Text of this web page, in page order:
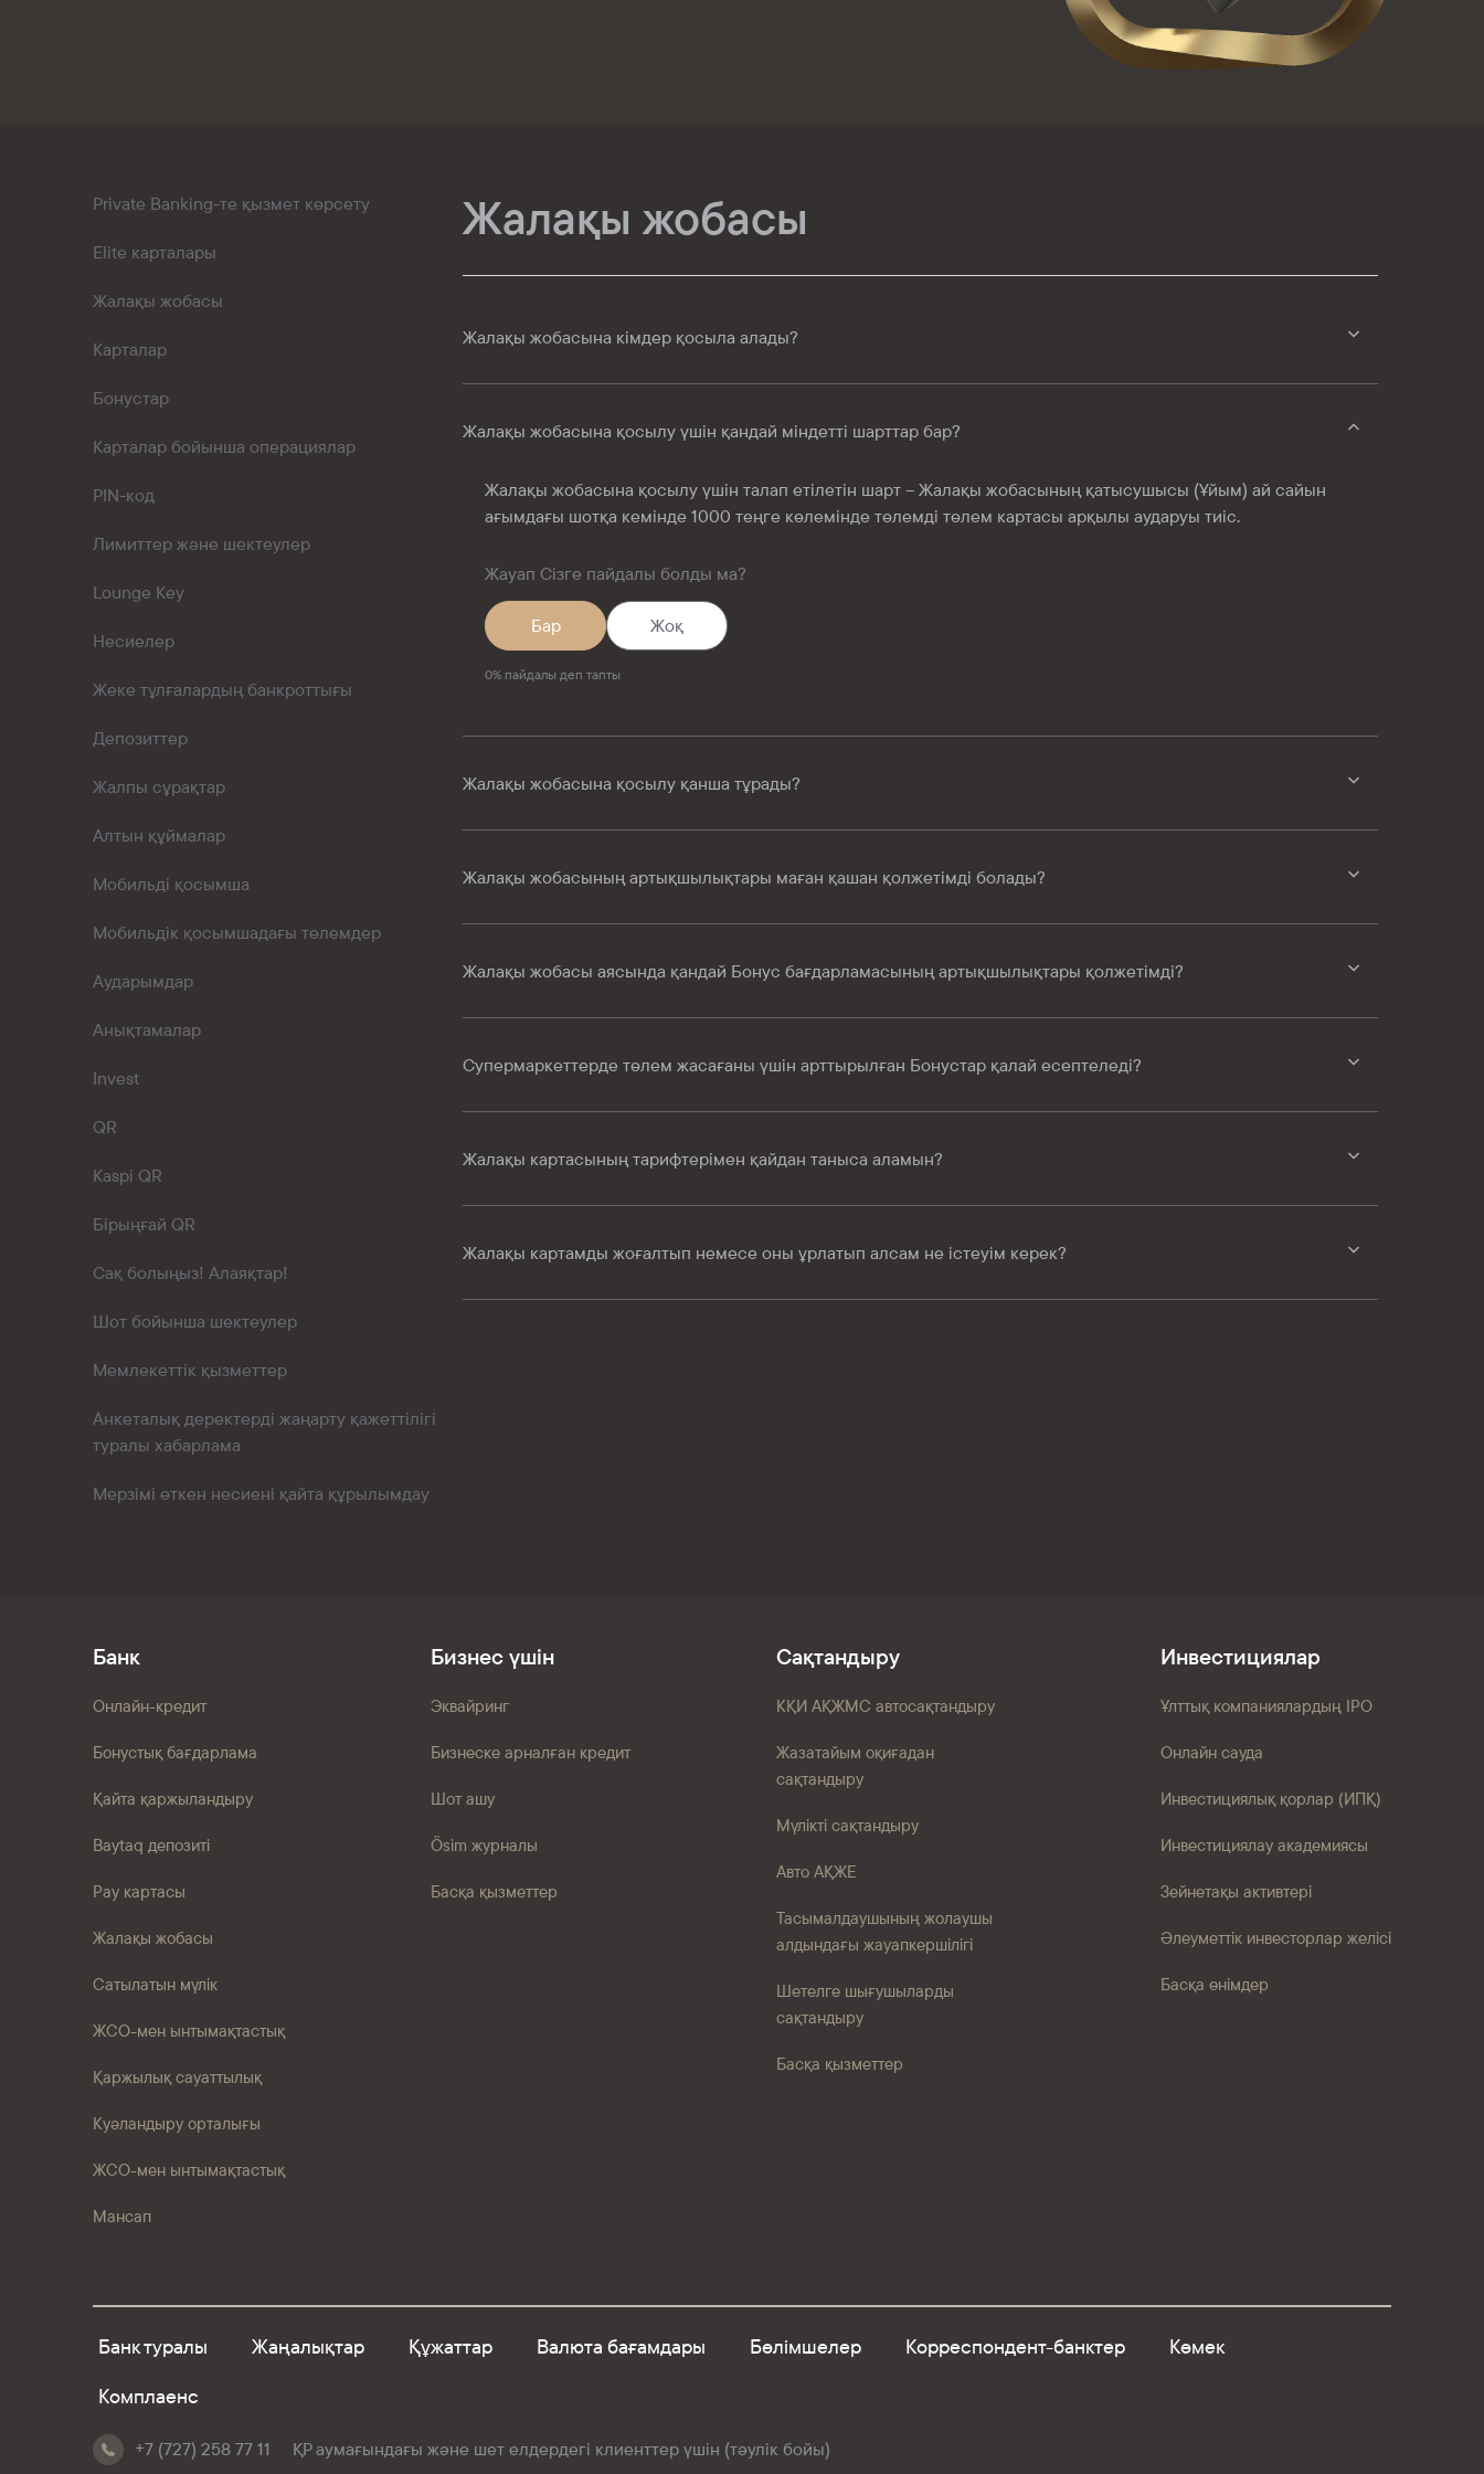
Private Banking-те қызмет көрсету
Elite карталары
Жалақы жобасы
Карталар
Бонустар
Карталар бойынша операциялар
PIN-код
Лимиттер және шектеулер
Lounge Key
Несиелер
Жеке тұлғалардың банкроттығы
Депозиттер
Жалпы сұрақтар
Алтын құймалар
Мобильді қосымша
Мобильдік қосымшадағы төлемдер
Аударымдар
Анықтамалар
Invest
QR
Kaspi QR
Бірыңғай QR
Сақ болыңыз! Алаяқтар!
Шот бойынша шектеулер
Мемлекеттік қызметтер
Анкеталық деректерді жаңарту қажеттілігі
туралы хабарлама
Мерзімі өткен несиені қайта құрылымдау
Жалақы жобасы
Жалақы жобасына кімдер қосыла алады?
Жалақы жобасына қосылу үшін қандай міндетті шарттар бар?
Жалақы жобасына қосылу үшін талап етілетін шарт – Жалақы жобасының қатысушысы (Ұйым) ай сайын
ағымдағы шотқа кемінде 1000 теңге көлемінде төлемді төлем картасы арқылы аударуы тиіс.
Жауап Сізге пайдалы болды ма?
Бар Жоқ
0% пайдалы деп тапты
Жалақы жобасына қосылу қанша тұрады?
Жалақы жобасының артықшылықтары маған қашан қолжетімді болады?
Жалақы жобасы аясында қандай Бонус бағдарламасының артықшылықтары қолжетімді?
Супермаркеттерде төлем жасағаны үшін арттырылған Бонустар қалай есептеледі?
Жалақы картасының тарифтерімен қайдан таныса аламын?
Жалақы картамды жоғалтып немесе оны ұрлатып алсам не істеуім керек?
Банк
Онлайн-кредит
Бонустық бағдарлама
Қайта қаржыландыру
Baytaq депозиті
Pay картасы
Жалақы жобасы
Сатылатын мүлік
ЖСО-мен ынтымақтастық
Қаржылық сауаттылық
Куәландыру орталығы
ЖСО-мен ынтымақтастық
Мансап
Бизнес үшін
Эквайринг
Бизнеске арналған кредит
Шот ашу
Ösim журналы
Басқа қызметтер
Сақтандыру
КҚИ АҚЖМС автосақтандыру
Жазатайым оқиғадан
сақтандыру
Мүлікті сақтандыру
Авто АҚЖЕ
Тасымалдаушының жолаушы
алдындағы жауапкершілігі
Шетелге шығушыларды
сақтандыру
Басқа қызметтер
Инвестициялар
Ұлттық компаниялардың IPO
Онлайн сауда
Инвестициялық қорлар (ИПҚ)
Инвестициялау академиясы
Зейнетақы активтері
Әлеуметтік инвесторлар желісі
Басқа өнімдер
Банк туралы Жаңалықтар Құжаттар Валюта бағамдары Бөлімшелер Корреспондент-банктер
Көмек
Комплаенс
+7 (727) 258 77 11 ҚР аумағындағы және шет елдердегі клиенттер үшін (тәулік бойы)